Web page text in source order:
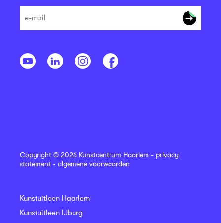
Copyright © 2026 Kunstcentrum Haarlem - privacy
statement - algemene voorwaarden
Kunstuitleen Haarlem
Kunstuitleen IJburg